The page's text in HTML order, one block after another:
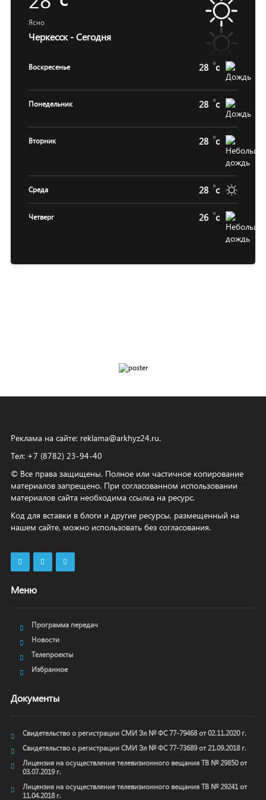
Ясно
Черкесск - Сегодня
Воскресенье 28 c
Понедельник 28 c
Вторник 28 c
Среда 28 c
Четверг 26 c
Реклама на сайте: reklama@arkhyz24.ru.
Тел: +7 (8782) 23‑94‑40
© Все права защищены. Полное или частичное копирование
материалов запрещено. При согласованном использовании
материалов сайта необходима ссылка на ресурс.
Код для вставки в блоги и другие ресурсы, размещенный на
нашем сайте, можно использовать без согласования.
Меню
Программа передач
Новости
Телепроекты
Избранное
Документы
Свидетельство о регистрации СМИ Эл № ФС 77-79468 от 02.11.2020 г.
Свидетельство о регистрации СМИ Эл № ФС 77-73689 от 21.09.2018 г.
Лицензия на осуществление телевизионного вещания ТВ № 29850 от
03.07.2019 г.
Лицензия на осуществление телевизионного вещания ТВ № 29241 от
11.04.2018 г.